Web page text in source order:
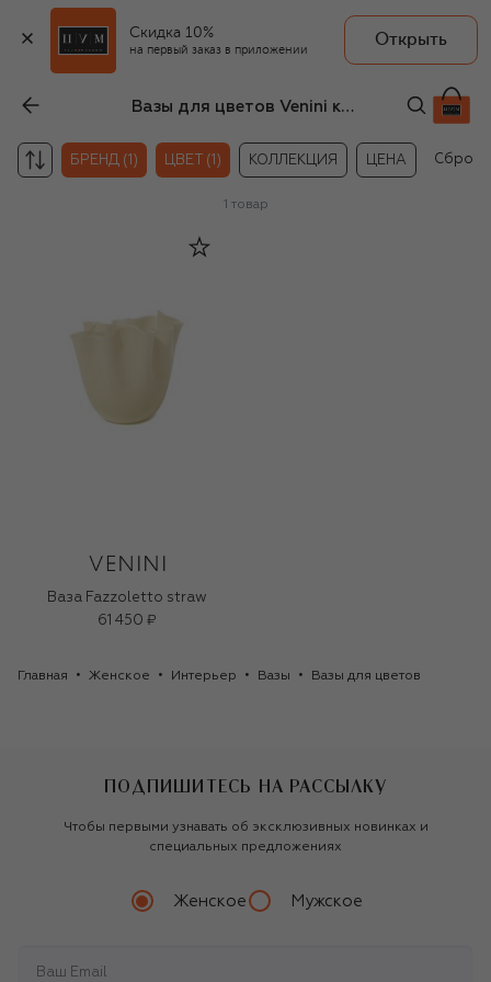
Скидка 10%
на первый заказ в приложении
Открыть
Вазы для цветов Venini кремового цвета
БРЕНД (1) ЦВЕТ (1) КОЛЛЕКЦИЯ ЦЕНА
1 товар
Ваза Fazzoletto straw
61 450 ₽
Главная Женское Интерьер Вазы Вазы для цветов
ПОДПИШИТЕСЬ НА РАССЫЛКУ
Чтобы первыми узнавать об эксклюзивных новинках и
специальных предложениях
Женское Мужское